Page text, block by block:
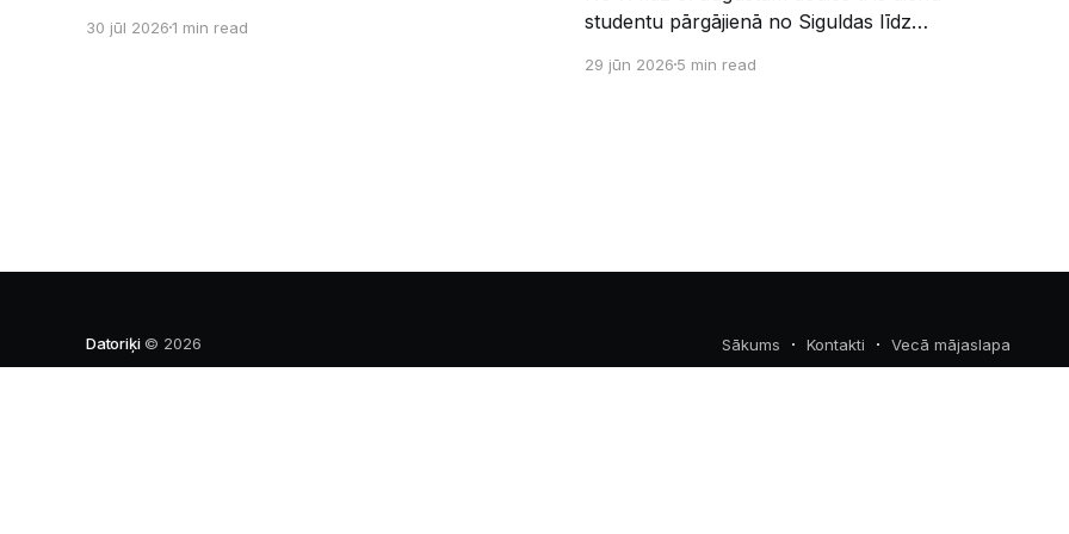
neaizmirstami piedzīvojumi. Un kas gan būtu
30 jūl 20261 min read
studentu pārgājienā no Siguldas līdz
bet gan kopīgs vasaras piedzīvojums dabā.
29 jūn 20265 min read
Datoriķi© 2026 Sākums Kontakti Vecā mājaslapa